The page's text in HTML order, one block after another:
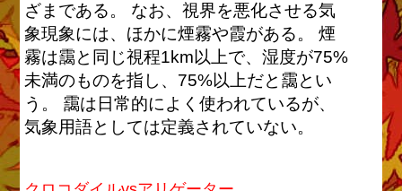
ざまである。 なお、視界を悪化させる気
象現象には、ほかに煙霧や霞がある。 煙
霧は靄と同じ視程1km以上で、湿度が75%
未満のものを指し、75%以上だと靄とい
う。 靄は日常的によく使われているが、
気象用語としては定義されていない。